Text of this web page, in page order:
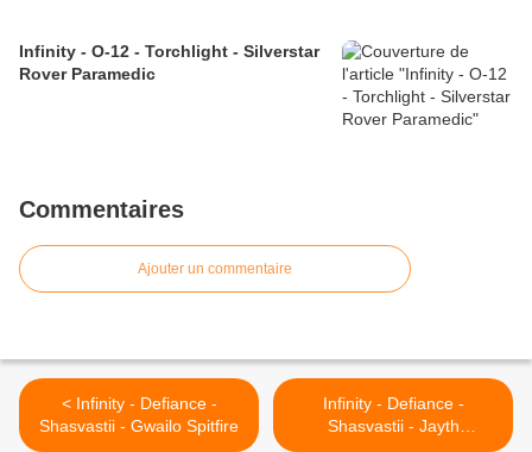
Infinity - O-12 - Torchlight - Silverstar
Rover Paramedic
Commentaires
Ajouter un commentaire
< Infinity - Defiance -
Shasvastii - Gwailo Spitfire
Infinity - Defiance -
Shasvastii - Jayth